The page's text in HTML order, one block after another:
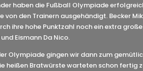
haben die Fußball Olympiade
von den Trainern ausgehändigt. Becker
ihre hohe Punktzahl noch ein extra
Eismann Da Nico.
Olympiade gingen wir dann zum
heißen Bratwürste warteten schon fertig